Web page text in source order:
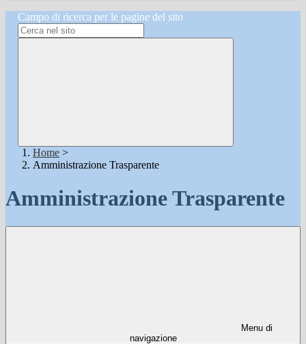
Campo di ricerca per le pagine del sito
Home >
Amministrazione Trasparente
Amministrazione Trasparente
Menu di
navigazione